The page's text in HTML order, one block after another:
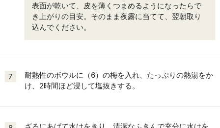
表面が乾いて、皮を薄くつまめるようになったらで
き上がりの目安。そのまま夜露に当てて、翌朝取り
込んでください。
7
耐熱性のボウルに（6）の梅を入れ、たっぷりの熱湯をか
け、2時間ほど浸して塩抜きする。